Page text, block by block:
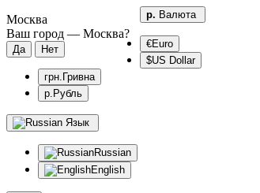
Москва
Ваш город — Москва?
р. Валюта
€Euro
$US Dollar
грн.Гривна
р.Рубль
Язык
Russian
English